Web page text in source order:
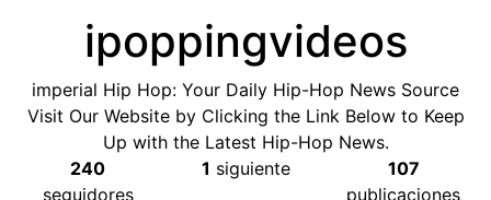
ipoppingvideos
imperial Hip Hop: Your Daily Hip-Hop News Source
Visit Our Website by Clicking the Link Below to Keep
Up with the Latest Hip-Hop News.
240
seguidores
1 siguiente
107
publicaciones